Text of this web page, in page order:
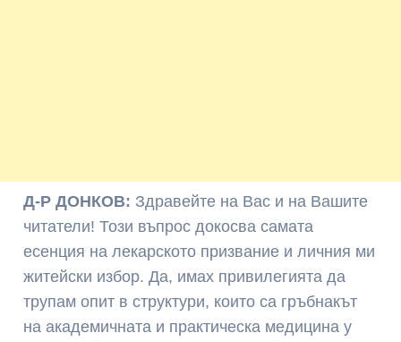
Д-Р ДОНКОВ: Здравейте на Вас и на Вашите
читатели! Този въпрос докосва самата
есенция на лекарското призвание и личния ми
житейски избор. Да, имах привилегията да
трупам опит в структури, които са гръбнакът
на академичната и практическа медицина у